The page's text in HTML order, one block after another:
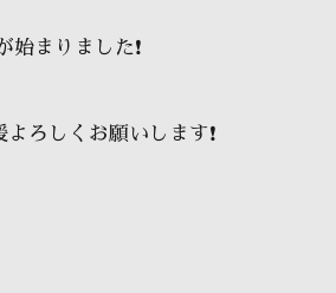
まりました❗️
ろしくお願いします❗️